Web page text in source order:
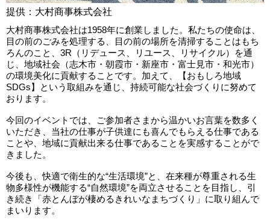
提供：大村商事株式会社
大村商事株式会社は1958年に創業しました。私たちの使命は、
目の前のごみを処理する、目の前の場所を清掃することはもち
ろんのこと、3R（リデュース、リユース、リサイクル）を通
じ、地域社会（志木市・朝霞市・新座市・富士見市・和光市）
の環境美化に貢献することです。加えて、【おもしろ地域
SDGs】という取組みを通じ、持続可能な社会づくりに努めて
おります。
今回のイベントでは、ご参加者さまから温かいお言葉を数多く
いただき、当社の仕事が子供達にも喜んでもらえる仕事である
ことや、地域に貢献出来る仕事であることを実感することがで
きました。
今後も、快適で衛生的な“生活環境”と、在来種が尊重される生
物多様性が機能する“自然環境”を両立させることを目指し、引
き続き「赤とんぼが棲めるきれいなまちづくり」に取り組んで
まいります。